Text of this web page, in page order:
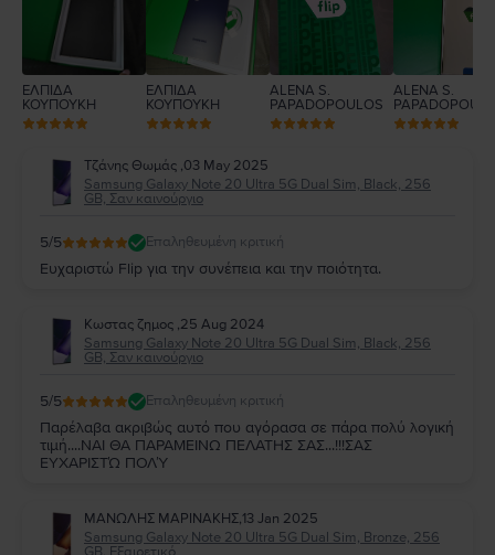
ΕΛΠΙΔΑ
ΚΟΥΠΟΥΚΗ
ΕΛΠΙΔΑ
ΚΟΥΠΟΥΚΗ
ALENA S.
PAPADOPOULOS
ALENA S.
Τζάνης Θωμάς ,03 May 2025
Samsung Galaxy Note 20 Ultra 5G Dual Sim, Black, 256
GB, Σαν καινούργιο
5/5 Επαληθευμένη κριτική
Ευχαριστώ Flip για την συνέπεια και την ποιότητα.
Κωστας ζημος ,25 Aug 2024
Samsung Galaxy Note 20 Ultra 5G Dual Sim, Black, 256
GB, Σαν καινούργιο
5/5 Επαληθευμένη κριτική
Παρέλαβα ακριβώς αυτό που αγόρασα σε πάρα πολύ λογική
τιμή....ΝΑΙ ΘΑ ΠΑΡΑΜΕΙΝΩ ΠΕΛΑΤΗΣ ΣΑΣ...!!!ΣΑΣ
ΕΥΧΑΡΙΣΤΏ ΠΟΛΎ
ΜΑΝΩΛΗΣ ΜΑΡΙΝΑΚΗΣ,13 Jan 2025
Samsung Galaxy Note 20 Ultra 5G Dual Sim, Bronze, 256
GB, Εξαιρετικό